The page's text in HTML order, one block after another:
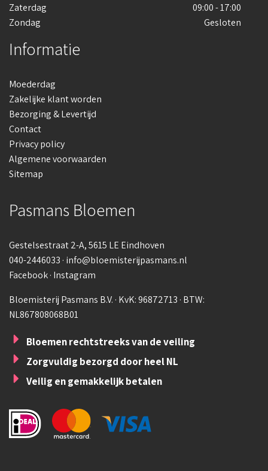
Zaterdag
09:00 - 17:00
Zondag
Gesloten
Informatie
Moederdag
Zakelijke klant worden
Bezorging & Levertijd
Contact
Privacy policy
Algemene voorwaarden
Sitemap
Pasmans Bloemen
Gestelsestraat 2-A, 5615 LE Eindhoven
040-2446033 · info@bloemisterijpasmans.nl
Facebook· Instagram
Bloemisterij Pasmans B.V. · KvK: 96872713 · BTW:
NL867808068B01
Bloemen rechtstreeks van de veiling
Zorgvuldig bezorgd door heel NL
Veilig en gemakkelijk betalen